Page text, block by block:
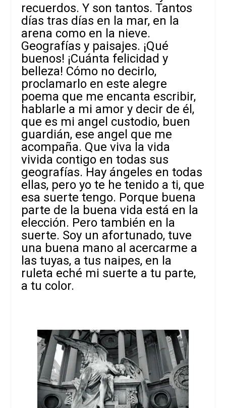
recuerdos. Y son tantos. Tantos
días tras días en la mar, en la
arena como en la nieve.
Geografías y paisajes. ¡Qué
buenos! ¡Cuánta felicidad y
belleza! Cómo no decirlo,
proclamarlo en este alegre
poema que me encanta escribir,
hablarle a mi amor y decir de él,
que es mi angel custodio, buen
guardián, ese angel que me
acompaña. Que viva la vida
vivida contigo en todas sus
geografías. Hay ángeles en todas
ellas, pero yo te he tenido a ti, que
esa suerte tengo. Porque buena
parte de la buena vida está en la
elección. Pero también en la
suerte. Soy un afortunado, tuve
una buena mano al acercarme a
las tuyas, a tus naipes, en la
ruleta eché mi suerte a tu parte,
a tu color.